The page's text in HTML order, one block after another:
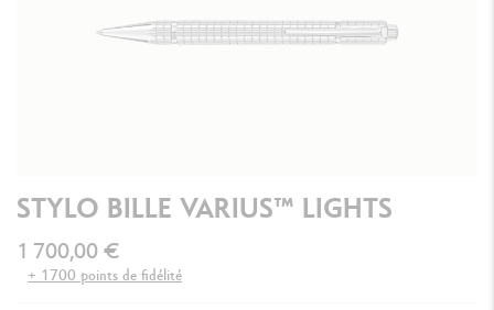
STYLO BILLE VARIUS™ LIGHTS
1 700,00 €
+ 1700 points de fidélité